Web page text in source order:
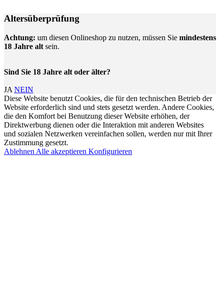
Altersüberprüfung
Achtung: um diesen Onlineshop zu nutzen, müssen Sie mindestens
18 Jahre alt sein.
Sind Sie 18 Jahre alt oder älter?
JA NEIN
Diese Website benutzt Cookies, die für den technischen Betrieb der
Website erforderlich sind und stets gesetzt werden. Andere Cookies,
die den Komfort bei Benutzung dieser Website erhöhen, der
Direktwerbung dienen oder die Interaktion mit anderen Websites
und sozialen Netzwerken vereinfachen sollen, werden nur mit Ihrer
Zustimmung gesetzt.
Ablehnen Alle akzeptieren Konfigurieren